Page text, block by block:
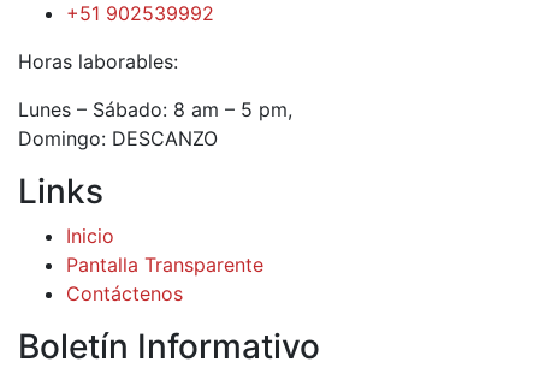
+51 902539992
Horas laborables:
Lunes – Sábado: 8 am – 5 pm,
Domingo: DESCANZO
Links
Inicio
Pantalla Transparente
Contáctenos
Boletín Informativo